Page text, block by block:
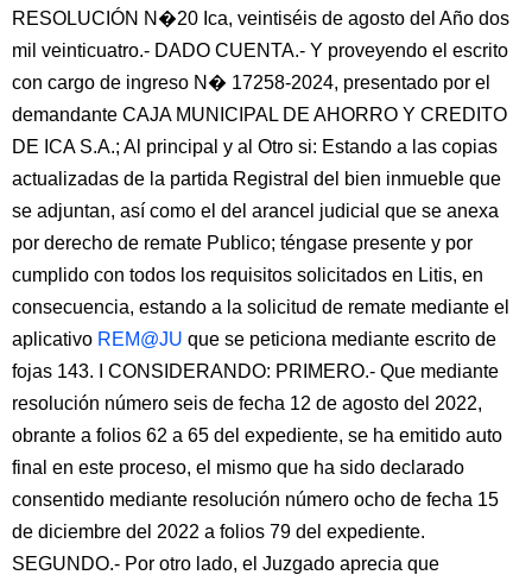
RESOLUCIÓN N�20 Ica, veintiséis de agosto del Año dos
mil veinticuatro.- DADO CUENTA.- Y proveyendo el escrito
con cargo de ingreso N� 17258-2024, presentado por el
demandante CAJA MUNICIPAL DE AHORRO Y CREDITO
DE ICA S.A.; Al principal y al Otro si: Estando a las copias
actualizadas de la partida Registral del bien inmueble que
se adjuntan, así como el del arancel judicial que se anexa
por derecho de remate Publico; téngase presente y por
cumplido con todos los requisitos solicitados en Litis, en
consecuencia, estando a la solicitud de remate mediante el
aplicativo REM@JU que se peticiona mediante escrito de
fojas 143. I CONSIDERANDO: PRIMERO.- Que mediante
resolución número seis de fecha 12 de agosto del 2022,
obrante a folios 62 a 65 del expediente, se ha emitido auto
final en este proceso, el mismo que ha sido declarado
consentido mediante resolución número ocho de fecha 15
de diciembre del 2022 a folios 79 del expediente.
SEGUNDO.- Por otro lado, el Juzgado aprecia que